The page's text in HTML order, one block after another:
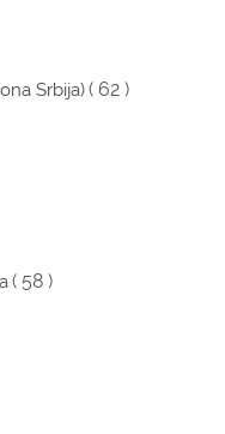
Srbija)( 62 )
( 58 )